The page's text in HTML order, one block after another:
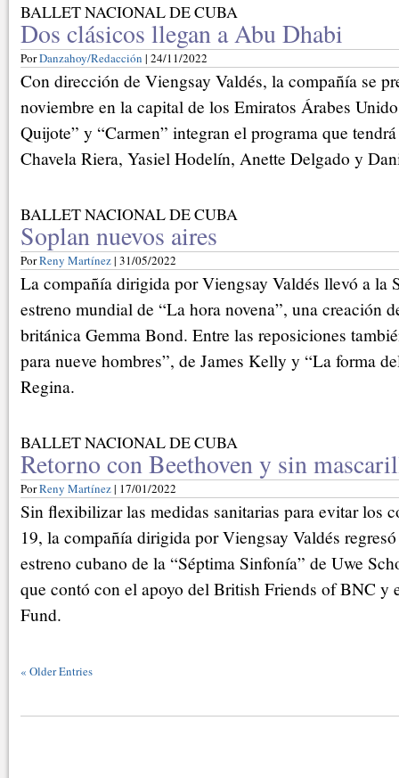
BALLET NACIONAL DE CUBA
Dos clásicos llegan a Abu Dhabi
PorDanzahoy/Redacción | 24/11/2022
Con dirección de Viengsay Valdés, la compañía se
noviembre en la capital de los Emiratos Árabes
Quijote” y “Carmen” integran el programa que
Chavela Riera, Yasiel Hodelín, Anette Delgado y
BALLET NACIONAL DE CUBA
Soplan nuevos aires
PorReny Martínez| 31/05/2022
La compañía dirigida por Viengsay Valdés llevó a la
estreno mundial de “La hora novena”, una creación
británica Gemma Bond. Entre las reposiciones
para nueve hombres”, de James Kelly y “La forma
Regina.
BALLET NACIONAL DE CUBA
Retorno con Beethoven y sin
PorReny Martínez| 17/01/2022
Sin flexibilizar las medidas sanitarias para evitar los
19, la compañía dirigida por Viengsay Valdés
estreno cubano de la “Séptima Sinfonía” de Uwe
que contó con el apoyo del British Friends of BNC y
Fund.
« Older Entries